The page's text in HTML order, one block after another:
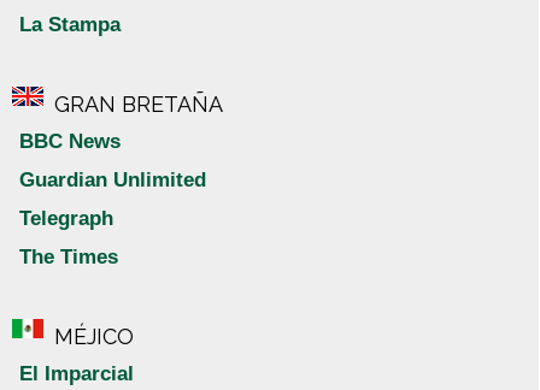
La Stampa
GRAN BRETAÑA
BBC News
Guardian Unlimited
Telegraph
The Times
MÉJICO
El Imparcial